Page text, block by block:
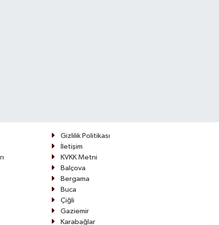
Gizlilik Politikası
İletişim
KVKK Metni
Balçova
Bergama
Buca
Çiğli
Gaziemir
Karabağlar